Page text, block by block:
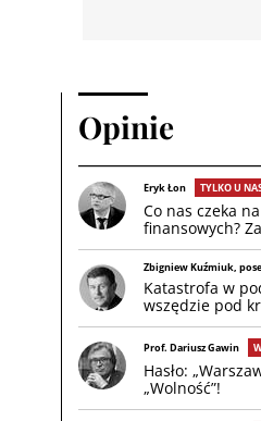
Opinie
Eryk Łon TYLKO U
Co nas czeka
finansowych?
Zbigniew Kuźmiuk,
Katastrofa w
wszędzie pod
Prof. Dariusz Gawin
Hasło:
„Wolność”!